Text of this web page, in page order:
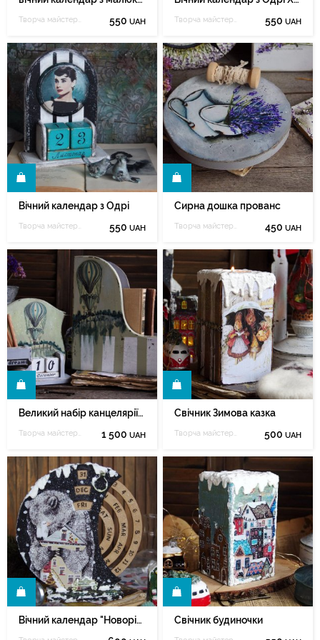
550 UAH 550 UAH
Вічний календар з Одрі
Творча майстерня Марії Зеленюк 550 UAH
КУПИТИ
Сирна дошка прованс
Творча майстерня Марії Зеленюк 450 UAH
Великий набір канцелярії для чоловіків та хлопчиків
Творча майстерня Марії Зеленюк 1 500 UAH
КУПИТИ
Свічник Зимова казка
Творча майстерня Марії Зеленюк 500 UAH
Вічний календар "Новорічний сон"
КУПИТИ
Свічник будиночки